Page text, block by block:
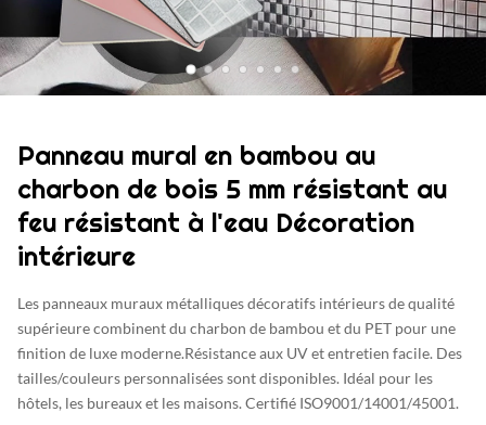
Panneau mural en bambou au
charbon de bois 5 mm résistant au
feu résistant à l'eau Décoration
intérieure
Les panneaux muraux métalliques décoratifs intérieurs de qualité
supérieure combinent du charbon de bambou et du PET pour une
finition de luxe moderne.Résistance aux UV et entretien facile. Des
tailles/couleurs personnalisées sont disponibles. Idéal pour les
hôtels, les bureaux et les maisons. Certifié ISO9001/14001/45001.